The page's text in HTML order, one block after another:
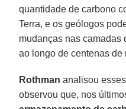
quantidade de carbono
Terra, e os geólogos
mudanças nas camadas
ao longo de centenas de
Rothman analisou
observou que, nos